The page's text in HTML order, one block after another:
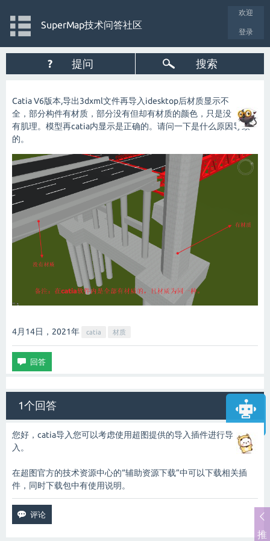
欢迎
登录
SuperMap技术问答社区
? 提问 搜索
Catia V6版本,导出3dxml文件再导入idesktop后材质显示不
全，部分构件有材质，部分没有但却有材质的颜色，只是没
有肌理。模型再catia内显示是正确的。请问一下是什么原因导致
的。
4月14日，2021年 catia 材质
1个回答
您好，catia导入您可以考虑使用超图提供的导入插件进行导
入。
在超图官方的技术资源中心的“辅助资源下载”中可以下载相关插
件，同时下载包中有使用说明。